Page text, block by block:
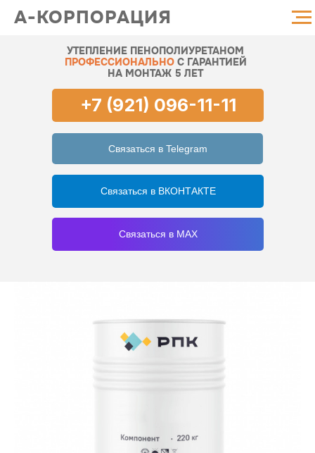
А-КОРПОРАЦИЯ
+7 (921) 096-11-11
sale@ppu-snab.com
Связаться в Telegram
УТЕПЛЕНИЕ ПЕНОПОЛИУРЕТАНОМ
ПРОФЕССИОНАЛЬНОС ГАРАНТИЕЙ
НА МОНТАЖ 5 ЛЕТ
Связаться в MAX
Связаться в ВКОНТАКТЕ